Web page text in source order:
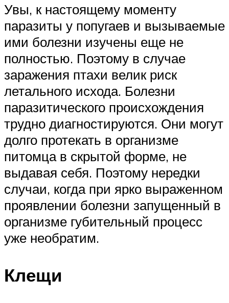
Увы, к настоящему моменту
паразиты у попугаев и вызываемые
ими болезни изучены еще не
полностью. Поэтому в случае
заражения птахи велик риск
летального исхода. Болезни
паразитического происхождения
трудно диагностируются. Они могут
долго протекать в организме
питомца в скрытой форме, не
выдавая себя. Поэтому нередки
случаи, когда при ярко выраженном
проявлении болезни запущенный в
организме губительный процесс
уже необратим.
Клещи